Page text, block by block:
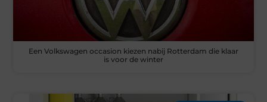
Een Volkswagen occasion kiezen nabij Rotterdam die klaar
is voor de winter